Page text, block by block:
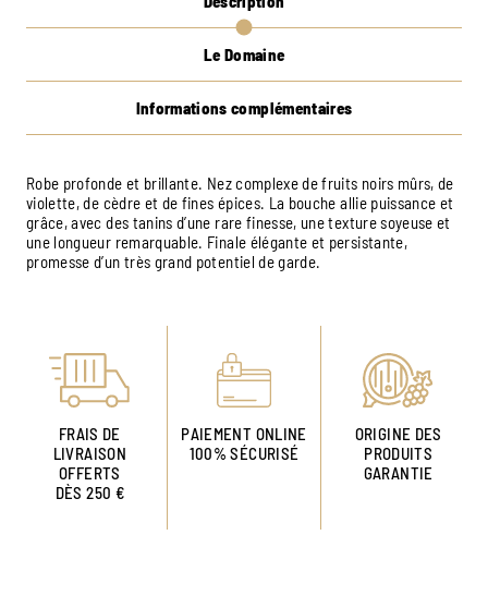
Le Domaine
Informations complémentaires
Robe profonde et brillante. Nez complexe de fruits noirs mûrs, de
violette, de cèdre et de fines épices. La bouche allie puissance et
grâce, avec des tanins d’une rare finesse, une texture soyeuse et
une longueur remarquable. Finale élégante et persistante,
promesse d’un très grand potentiel de garde.
FRAIS DE
LIVRAISON
OFFERTS
DÈS 250 €
PAIEMENT ONLINE
100% SÉCURISÉ
ORIGINE DES
PRODUITS
GARANTIE